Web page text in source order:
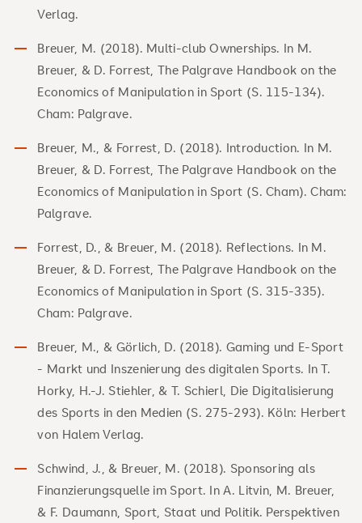
Verlag.
Breuer, M. (2018). Multi-club Ownerships. In M.
Breuer, & D. Forrest, The Palgrave Handbook on the
Economics of Manipulation in Sport (S. 115-134).
Cham: Palgrave.
Breuer, M., & Forrest, D. (2018). Introduction. In M.
Breuer, & D. Forrest, The Palgrave Handbook on the
Economics of Manipulation in Sport (S. Cham). Cham:
Palgrave.
Forrest, D., & Breuer, M. (2018). Reflections. In M.
Breuer, & D. Forrest, The Palgrave Handbook on the
Economics of Manipulation in Sport (S. 315-335).
Cham: Palgrave.
Breuer, M., & Görlich, D. (2018). Gaming und E-Sport
- Markt und Inszenierung des digitalen Sports. In T.
Horky, H.-J. Stiehler, & T. Schierl, Die Digitalisierung
des Sports in den Medien (S. 275-293). Köln: Herbert
von Halem Verlag.
Schwind, J., & Breuer, M. (2018). Sponsoring als
Finanzierungsquelle im Sport. In A. Litvin, M. Breuer,
& F. Daumann, Sport, Staat und Politik. Perspektiven